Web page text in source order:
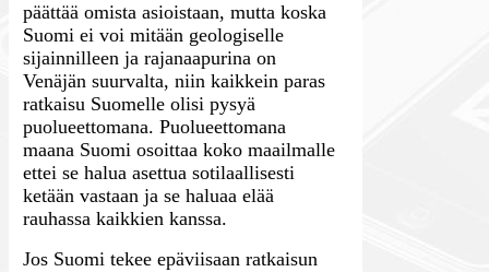
päättää omista asioistaan, mutta koska
Suomi ei voi mitään geologiselle
sijainnilleen ja rajanaapurina on
Venäjän suurvalta, niin kaikkein paras
ratkaisu Suomelle olisi pysyä
puolueettomana. Puolueettomana
maana Suomi osoittaa koko maailmalle
ettei se halua asettua sotilaallisesti
ketään vastaan ja se haluaa elää
rauhassa kaikkien kanssa.
Jos Suomi tekee epäviisaan ratkaisun